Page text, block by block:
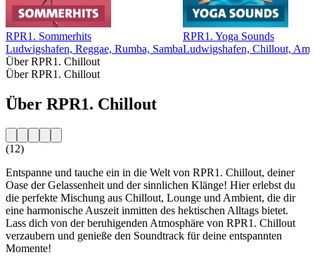
RPR1. Sommerhits
Ludwigshafen, Reggae, Rumba, Samba
RPR1. Yoga Sounds
Ludwigshafen, Chillout,
Über RPR1. Chillout
Über RPR1. Chillout
Über RPR1. Chillout
(12)
Entspanne und tauche ein in die Welt von RPR1. Chillout, deiner
Oase der Gelassenheit und der sinnlichen Klänge! Hier erlebst du
die perfekte Mischung aus Chillout, Lounge und Ambient, die dir
eine harmonische Auszeit inmitten des hektischen Alltags bietet.
Lass dich von der beruhigenden Atmosphäre von RPR1. Chillout
verzaubern und genieße den Soundtrack für deine entspannten
Momente!